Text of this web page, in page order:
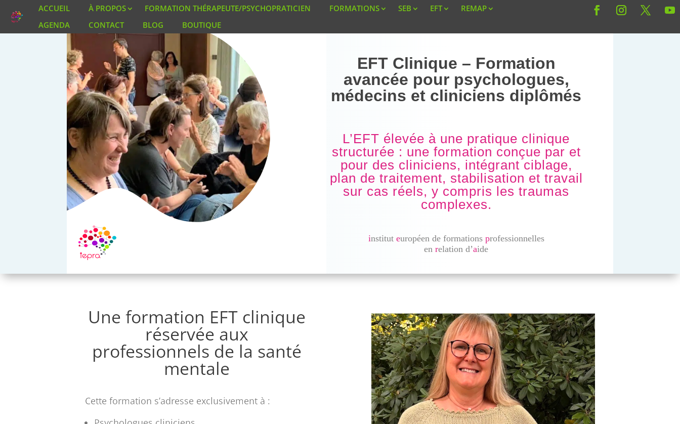
ACCUEIL À PROPOS FORMATION THÉRAPEUTE/PSYCHOPRATICIEN FORMATIONS SEB EFT
REMAP
AGENDA
CONTACT BLOG BOUTIQUE
EFT Clinique – Formation
avancée pour psychologues,
médecins et cliniciens diplômés
L’EFT élevée à une pratique clinique
structurée : une formation conçue par et
pour des cliniciens, intégrant ciblage,
plan de traitement, stabilisation et travail
sur cas réels, y compris les traumas
complexes.
instituteuropéen de formations professionnelles
enrelation d’aide
Une formation EFT clinique
réservée aux
professionnels de la santé
mentale
Cette formation s’adresse exclusivement à :